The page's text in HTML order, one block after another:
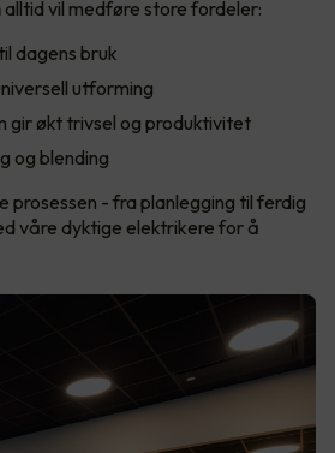
alltid vil medføre store fordeler:
dagens bruk
utforming
gir økt trivsel og produktivitet
og blending
prosessen - fra planlegging til ferdig
våre dyktige elektrikere for å